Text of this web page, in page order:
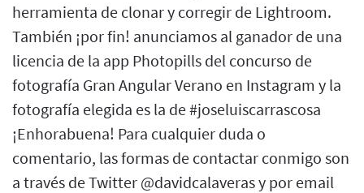
herramienta de clonar y corregir de Lightroom.
También ¡por fin! anunciamos al ganador de una
licencia de la app Photopills del concurso de
fotografía Gran Angular Verano en Instagram y la
fotografía elegida es la de #joseluiscarrascosa
¡Enhorabuena! Para cualquier duda o
comentario, las formas de contactar conmigo son
a través de Twitter @davidcalaveras y por email